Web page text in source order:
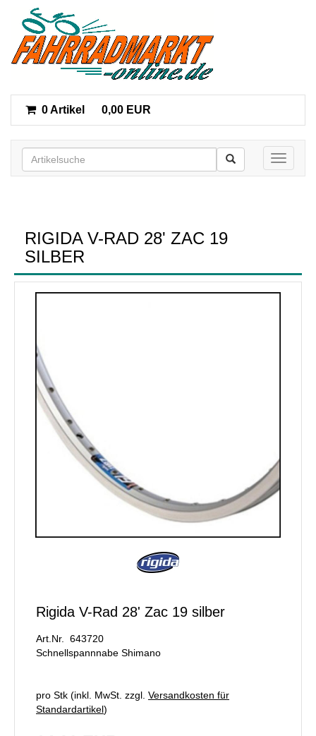
0 Artikel 0,00 EUR
Toggle
RIGIDA V-RAD 28' ZAC 19
SILBER
Rigida V-Rad 28' Zac 19 silber
Art.Nr. 643720
Schnellspannnabe Shimano
pro Stk (inkl. MwSt. zzgl. Versandkosten für
Standardartikel)